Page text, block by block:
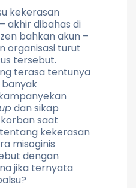
kekerasan
akhir dibahas di
bahkan akun –
organisasi turut
tersebut.
terasa tentunya
dan sikap
saat
kekerasan
misoginis
dengan
jika ternyata